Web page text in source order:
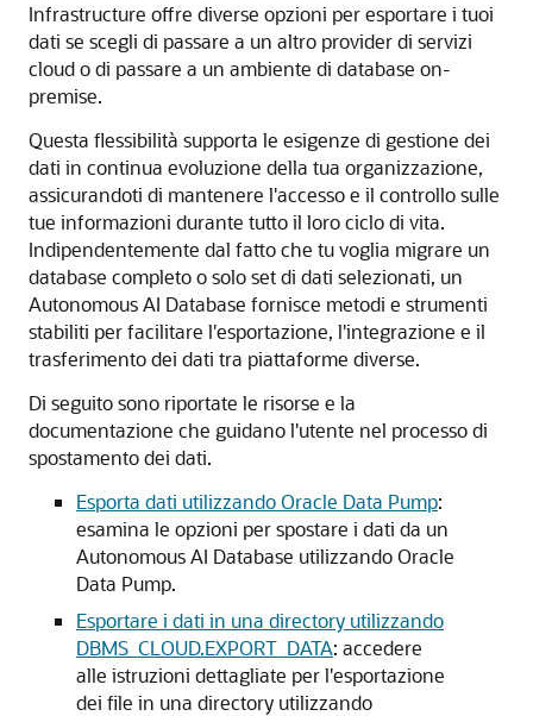
Infrastructure offre diverse opzioni per esportare i tuoi
dati se scegli di passare a un altro provider di servizi
cloud o di passare a un ambiente di database on-
premise.
Questa flessibilità supporta le esigenze di gestione dei
dati in continua evoluzione della tua organizzazione,
assicurandoti di mantenere l'accesso e il controllo sulle
tue informazioni durante tutto il loro ciclo di vita.
Indipendentemente dal fatto che tu voglia migrare un
database completo o solo set di dati selezionati, un
Autonomous AI Database fornisce metodi e strumenti
stabiliti per facilitare l'esportazione, l'integrazione e il
trasferimento dei dati tra piattaforme diverse.
Di seguito sono riportate le risorse e la
documentazione che guidano l'utente nel processo di
spostamento dei dati.
Esporta dati utilizzando Oracle Data Pump:
esamina le opzioni per spostare i dati da un
Autonomous AI Database utilizzando Oracle
Data Pump.
Esportare i dati in una directory utilizzando
DBMS_CLOUD.EXPORT_DATA: accedere
alle istruzioni dettagliate per l'esportazione
dei file in una directory utilizzando